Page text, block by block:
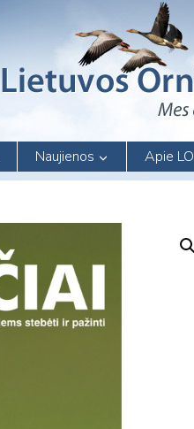
Naujienos Apie